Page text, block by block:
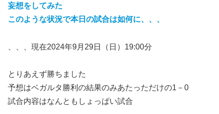
妄想をしてみた
このような状況で本日の試合は如何に、、、
、、、現在2024年9月29日（日）19:00分
とりあえず勝ちました
予想はベガルタ勝利の結果のみあたっただけの1－0
試合内容はなんともしょっぱい試合